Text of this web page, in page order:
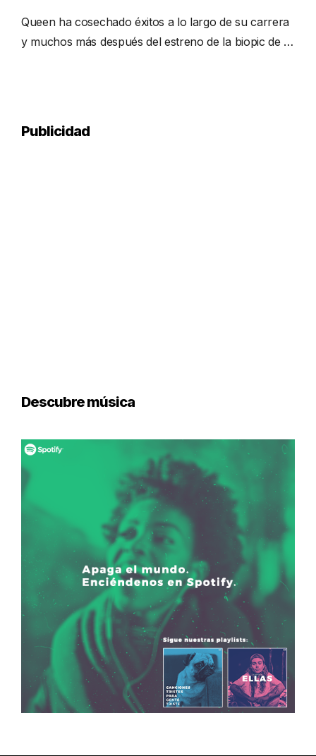
Queen ha cosechado éxitos a lo largo de su carrera
y muchos más después del estreno de la biopic de …
Publicidad
Descubre música